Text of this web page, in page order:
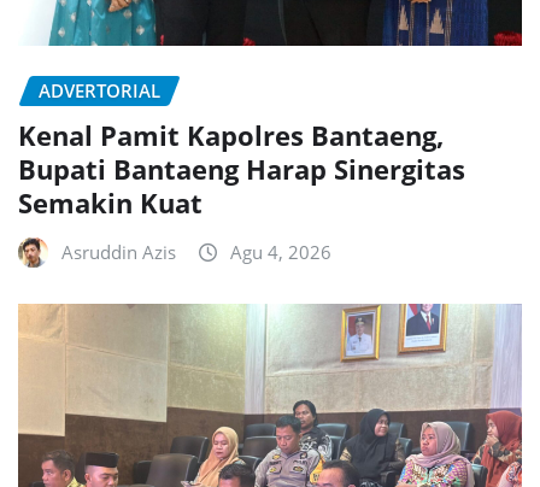
ADVERTORIAL
Kenal Pamit Kapolres Bantaeng,
Bupati Bantaeng Harap Sinergitas
Semakin Kuat
Asruddin Azis Agu 4, 2026